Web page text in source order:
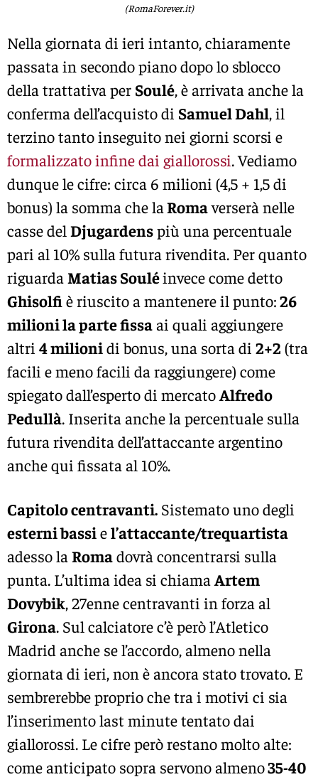
(RomaForever.it)
Nella giornata di ieri intanto, chiaramente
passata in secondo piano dopo lo sblocco
della trattativa per Soulé, è arrivata anche la
conferma dell’acquisto di Samuel Dahl, il
terzino tanto inseguito nei giorni scorsi e
formalizzato infine dai giallorossi. Vediamo
dunque le cifre: circa 6 milioni (4,5 + 1,5 di
bonus) la somma che laRomaverserà nelle
casse del Djugardenspiù una percentuale
pari al 10% sulla futura rivendita. Per quanto
riguarda Matias Souléinvece come detto
Ghisolfiè riuscito a mantenere il punto:26
milioni la parte fissaai quali aggiungere
altri 4 milionidi bonus, una sorta di 2+2 (tra
facili e meno facili da raggiungere) come
spiegato dall’esperto di mercatoAlfredo
Pedullà. Inserita anche la percentuale sulla
futura rivendita dell’attaccante argentino
anche qui fissata al 10%.
Capitolo centravanti. Sistemato uno degli
esterni bassi el’attaccante/trequartista
adesso la Roma dovrà concentrarsi sulla
punta. L’ultima idea si chiama Artem
Dovybik, 27enne centravanti in forza al
Girona. Sul calciatore c’è però l’Atletico
Madrid anche se l’accordo, almeno nella
giornata di ieri, non è ancora stato trovato. E
sembrerebbe proprio che tra i motivi ci sia
l’inserimento last minute tentato dai
giallorossi. Le cifre però restano molto alte:
come anticipato sopra servono almeno35-40